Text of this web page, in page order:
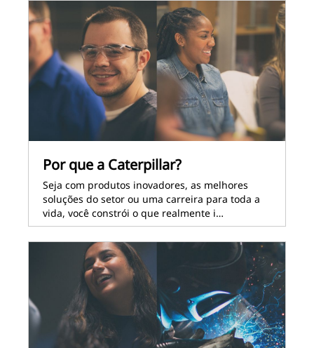
Por que a Caterpillar?
Seja com produtos inovadores, as melhores
soluções do setor ou uma carreira para toda a
vida, você constrói o que realmente i…